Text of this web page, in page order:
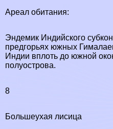
Ареал обитания:
Эндемик Индийского
предгорьях южных
Индии вплоть до южной
полуострова.
8
Большеухая лисица